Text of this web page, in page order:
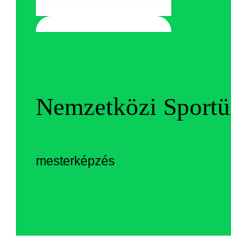
Nemzetközi
mesterképzés